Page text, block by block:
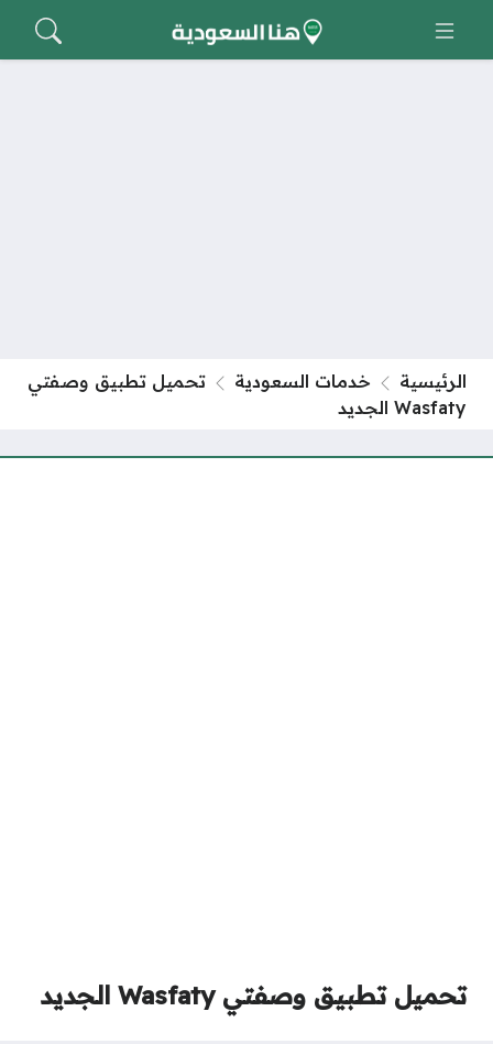
الرئيسية خدمات السعودية
تحميل تطبيق وصفتي
Wasfaty الجديد
تحميل تطبيق وصفتي Wasfaty الجديد